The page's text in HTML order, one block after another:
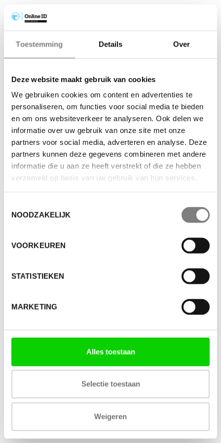
Toestemming Details Over
Deze website maakt gebruik van cookies
We gebruiken cookies om content en advertenties te
personaliseren, om functies voor social media te bieden
en om ons websiteverkeer te analyseren. Ook delen we
informatie over uw gebruik van onze site met onze
partners voor social media, adverteren en analyse. Deze
partners kunnen deze gegevens combineren met andere
informatie die u aan ze heeft verstrekt of die ze hebben
verzameld op basis van uw gebruik van hun services.
NOODZAKELIJK
VOORKEUREN
STATISTIEKEN
MARKETING
Alles toestaan
Selectie toestaan
Weigeren